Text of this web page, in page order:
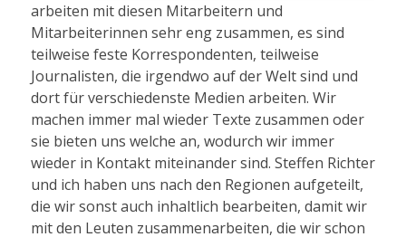
arbeiten mit diesen Mitarbeitern und
Mitarbeiterinnen sehr eng zusammen, es sind
teilweise feste Korrespondenten, teilweise
Journalisten, die irgendwo auf der Welt sind und
dort für verschiedenste Medien arbeiten. Wir
machen immer mal wieder Texte zusammen oder
sie bieten uns welche an, wodurch wir immer
wieder in Kontakt miteinander sind. Steffen Richter
und ich haben uns nach den Regionen aufgeteilt,
die wir sonst auch inhaltlich bearbeiten, damit wir
mit den Leuten zusammenarbeiten, die wir schon